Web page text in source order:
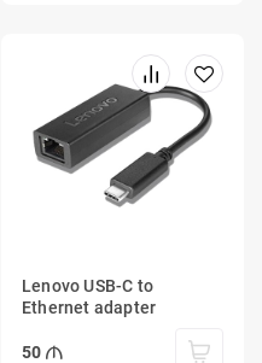
Lenovo USB-C to
Ethernet adapter
50